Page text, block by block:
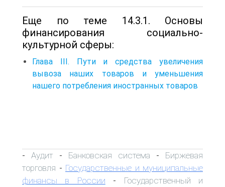
Еще по теме 14.3.1. Основы
финансирования социально-
культурной сферы:
Глава III. Пути и средства увеличения
вывоза наших товаров и уменьшения
нашего потребления иностранных товаров
- Аудит - Банковская система - Биржевая
торговля - Государственные и муниципальные
финансы в России - Государственный и